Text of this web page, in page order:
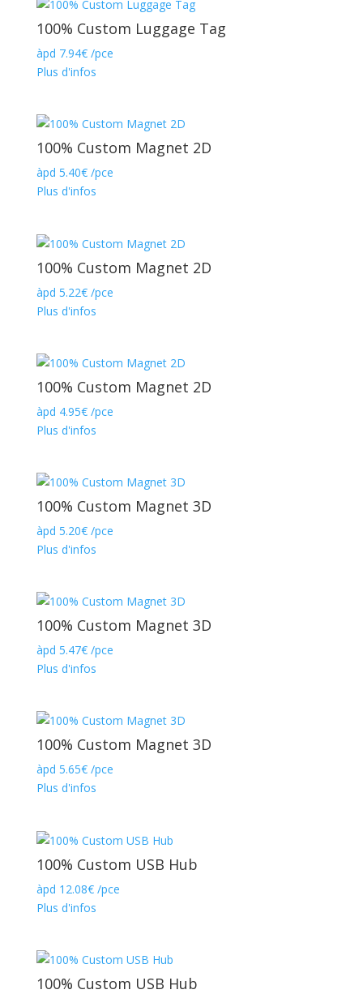
100% Custom Luggage Tag
àpd 7.94€/pce
Plus d'infos
100% Custom Magnet 2D
àpd 5.40€/pce
Plus d'infos
100% Custom Magnet 2D
àpd 5.22€/pce
Plus d'infos
100% Custom Magnet 2D
àpd 4.95€/pce
Plus d'infos
100% Custom Magnet 3D
àpd 5.20€/pce
Plus d'infos
100% Custom Magnet 3D
àpd 5.47€/pce
Plus d'infos
100% Custom Magnet 3D
àpd 5.65€/pce
Plus d'infos
100% Custom USB Hub
àpd 12.08€/pce
Plus d'infos
100% Custom USB Hub